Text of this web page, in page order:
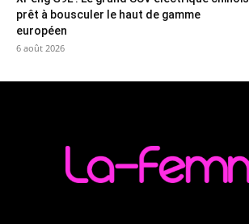
prêt à bousculer le haut de gamme
européen
6 août 2026